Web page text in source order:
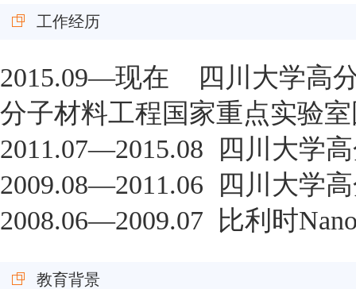
工作经历
2015.09—现在
四川大学高
分子材料工程国家重点实验
2011.07—2015.08
四川大学
2009.08—2011.06
四川大学
2008.06—2009.07 比利时
教育背景